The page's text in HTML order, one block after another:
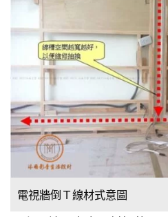
電視牆倒Ｔ線材式意圖